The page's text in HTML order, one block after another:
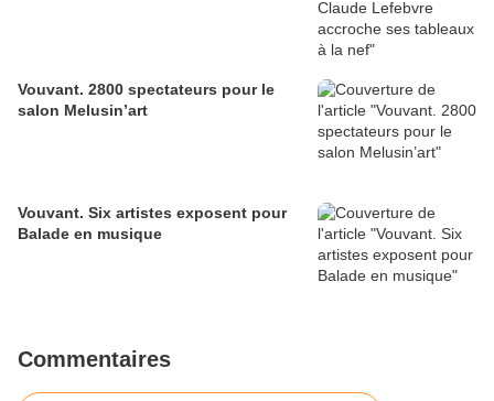
Vouvant. 2800 spectateurs pour le
salon Melusin’art
Vouvant. Six artistes exposent pour
Balade en musique
Commentaires